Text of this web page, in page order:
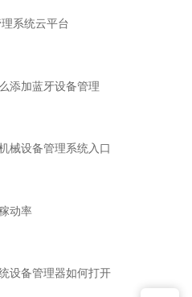
系统云平台
添加蓝牙设备管理
械设备管理系统入口
动率
设备管理器如何打开